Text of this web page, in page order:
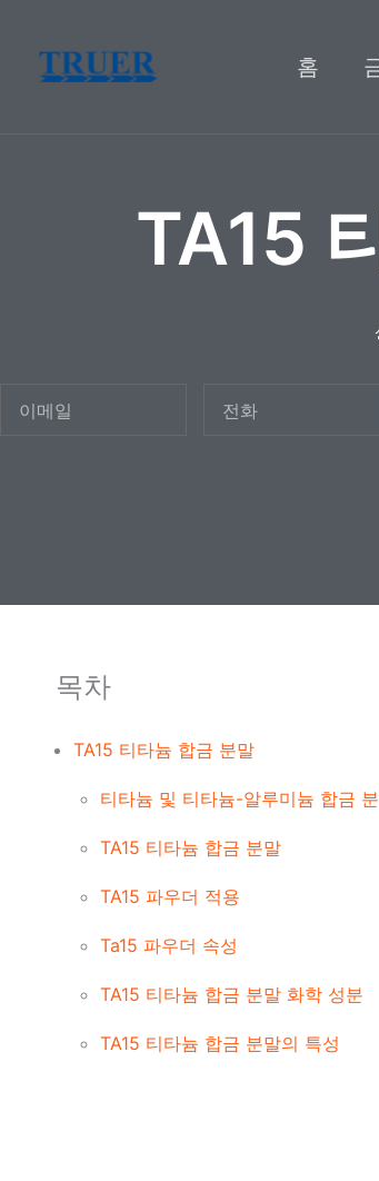
홈
TA15
전
목차
TA15 티타늄 합금 분말
티타늄 및 티타늄-알루미늄 합금
TA15 티타늄 합금 분말
TA15 파우더 적용
Ta15 파우더 속성
TA15 티타늄 합금 분말 화학 성분
TA15 티타늄 합금 분말의 특성